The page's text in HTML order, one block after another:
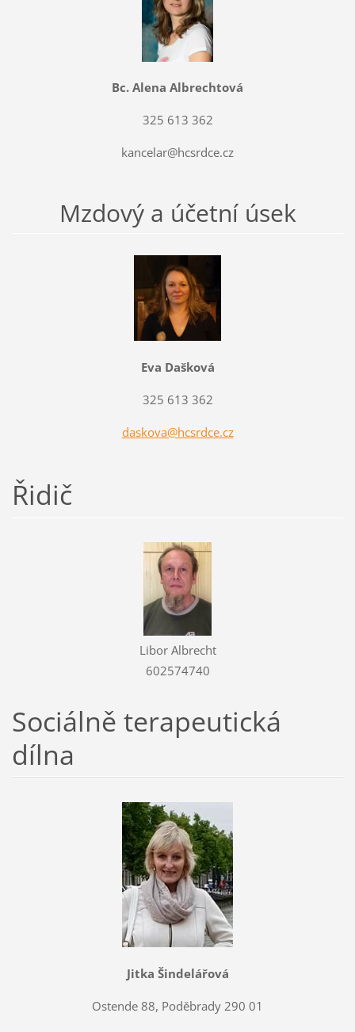
Bc. Alena Albrechtová
325 613 362
kancelar@hcsrdce.cz
Mzdový a účetní úsek
Eva Dašková
325 613 362
daskova@hcsrdce.cz
Řidič
Libor Albrecht
602574740
Sociálně terapeutická
dílna
Jitka Šindelářová
Ostende 88, Poděbrady 290 01